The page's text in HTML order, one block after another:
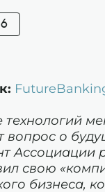
технологий
вопрос о
Ассоциации
свою
бизнеса,